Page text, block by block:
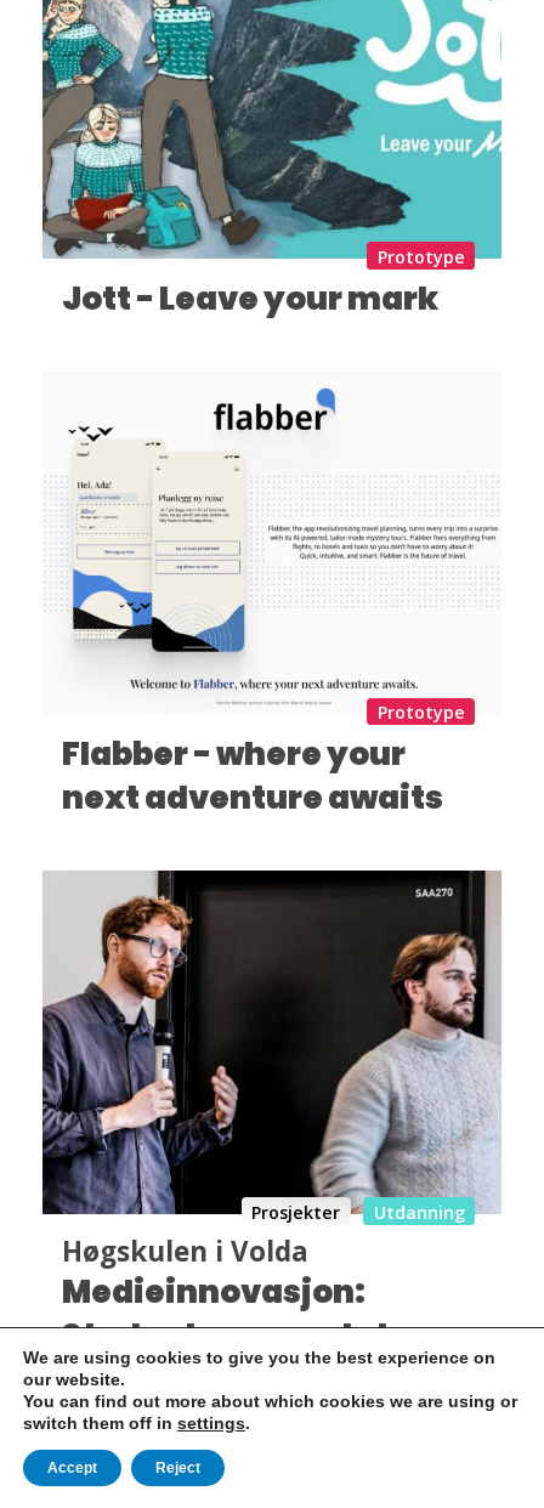
Prototype
Jott - Leave your mark
Prototype
Flabber - where your
next adventure awaits
Prosjekter Utdanning
Høgskulen i Volda
Medieinnovasjon:
Studentenes prototyper
til Visit Nordfjord og
Factiverse
We are using cookies to give you the best experience on
our website.
You can find out more about which cookies we are using or
switch them off in settings.
Accept Reject